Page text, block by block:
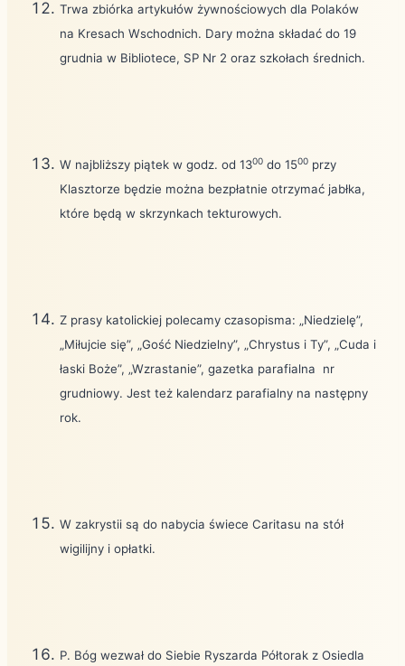
Trwa zbiórka artykułów żywnościowych dla Polaków
na Kresach Wschodnich. Dary można składać do 19
grudnia w Bibliotece, SP Nr 2 oraz szkołach średnich.
W najbliższy piątek w godz. od 1300 do 1500 przy
Klasztorze będzie można bezpłatnie otrzymać jabłka,
które będą w skrzynkach tekturowych.
Z prasy katolickiej polecamy czasopisma: „Niedzielę”,
„Miłujcie się”, „Gość Niedzielny”, „Chrystus i Ty”, „Cuda i
łaski Boże”, „Wzrastanie”, gazetka parafialna
nr
grudniowy. Jest też kalendarz parafialny na następny
rok.
W zakrystii są do nabycia świece Caritasu na stół
wigilijny i opłatki.
P. Bóg wezwał do Siebie Ryszarda Półtorak z Osiedla